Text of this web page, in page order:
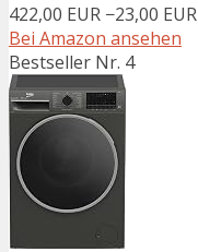
422,00 EUR −23,00 EUR
Bei Amazon ansehen
Bestseller Nr. 4